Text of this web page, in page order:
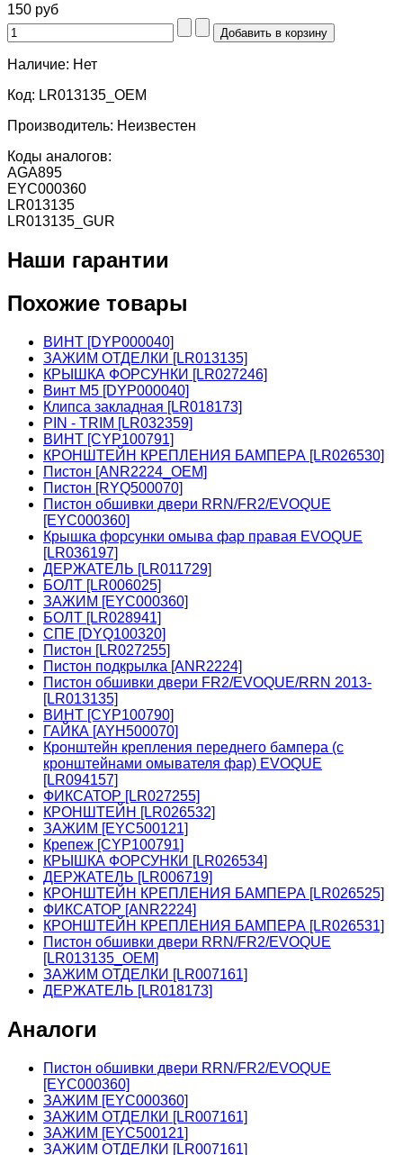
150 руб
Наличие: Нет
Код: LR013135_OEM
Производитель: Неизвестен
Коды аналогов:
AGA895
EYC000360
LR013135
LR013135_GUR
Наши гарантии
Похожие товары
ВИНТ [DYP000040]
ЗАЖИМ ОТДЕЛКИ [LR013135]
КРЫШКА ФОРСУНКИ [LR027246]
Винт М5 [DYP000040]
Клипса закладная [LR018173]
PIN - TRIM [LR032359]
ВИНТ [CYP100791]
КРОНШТЕЙН КРЕПЛЕНИЯ БАМПЕРА [LR026530]
Пистон [ANR2224_OEM]
Пистон [RYQ500070]
Пистон обшивки двери RRN/FR2/EVOQUE
[EYC000360]
Крышка форсунки омыва фар правая EVOQUE
[LR036197]
ДЕРЖАТЕЛЬ [LR011729]
БОЛТ [LR006025]
ЗАЖИМ [EYC000360]
БОЛТ [LR028941]
СПЕ [DYQ100320]
Пистон [LR027255]
Пистон подкрылка [ANR2224]
Пистон обшивки двери FR2/EVOQUE/RRN 2013-
[LR013135]
ВИНТ [CYP100790]
ГАЙКА [AYH500070]
Кронштейн крепления переднего бампера (с
кронштейнами омывателя фар) EVOQUE
[LR094157]
ФИКСАТОР [LR027255]
КРОНШТЕЙН [LR026532]
ЗАЖИМ [EYC500121]
Крепеж [CYP100791]
КРЫШКА ФОРСУНКИ [LR026534]
ДЕРЖАТЕЛЬ [LR006719]
КРОНШТЕЙН КРЕПЛЕНИЯ БАМПЕРА [LR026525]
ФИКСАТОР [ANR2224]
КРОНШТЕЙН КРЕПЛЕНИЯ БАМПЕРА [LR026531]
Пистон обшивки двери RRN/FR2/EVOQUE
[LR013135_OEM]
ЗАЖИМ ОТДЕЛКИ [LR007161]
ДЕРЖАТЕЛЬ [LR018173]
Аналоги
Пистон обшивки двери RRN/FR2/EVOQUE
[EYC000360]
ЗАЖИМ [EYC000360]
ЗАЖИМ ОТДЕЛКИ [LR007161]
ЗАЖИМ [EYC500121]
ЗАЖИМ ОТДЕЛКИ [LR007161]